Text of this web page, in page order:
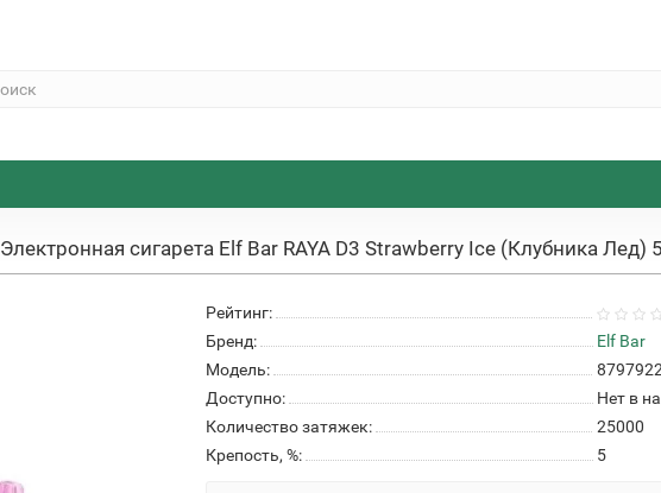
Электронная сигарета Elf Bar RAYA D3 Strawberry Ice (Клубника Лед)
Рейтинг:
Бренд:
Elf Bar
Модель:
Доступно:
Нет в
Количество затяжек:
25000
Крепость, %:
5